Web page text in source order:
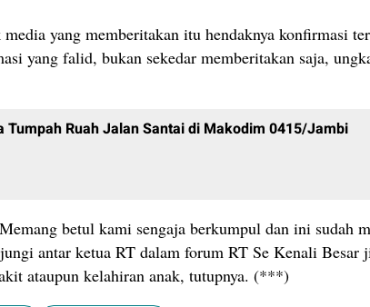
media yang memberitakan itu hendaknya konfirmasi
yang falid, bukan sekedar memberitakan saja,
Tumpah Ruah Jalan Santai di Makodim 0415/Jambi
betul kami sengaja berkumpul dan ini sudah
antar ketua RT dalam forum RT Se Kenali Besar
ataupun kelahiran anak, tutupnya. (***)